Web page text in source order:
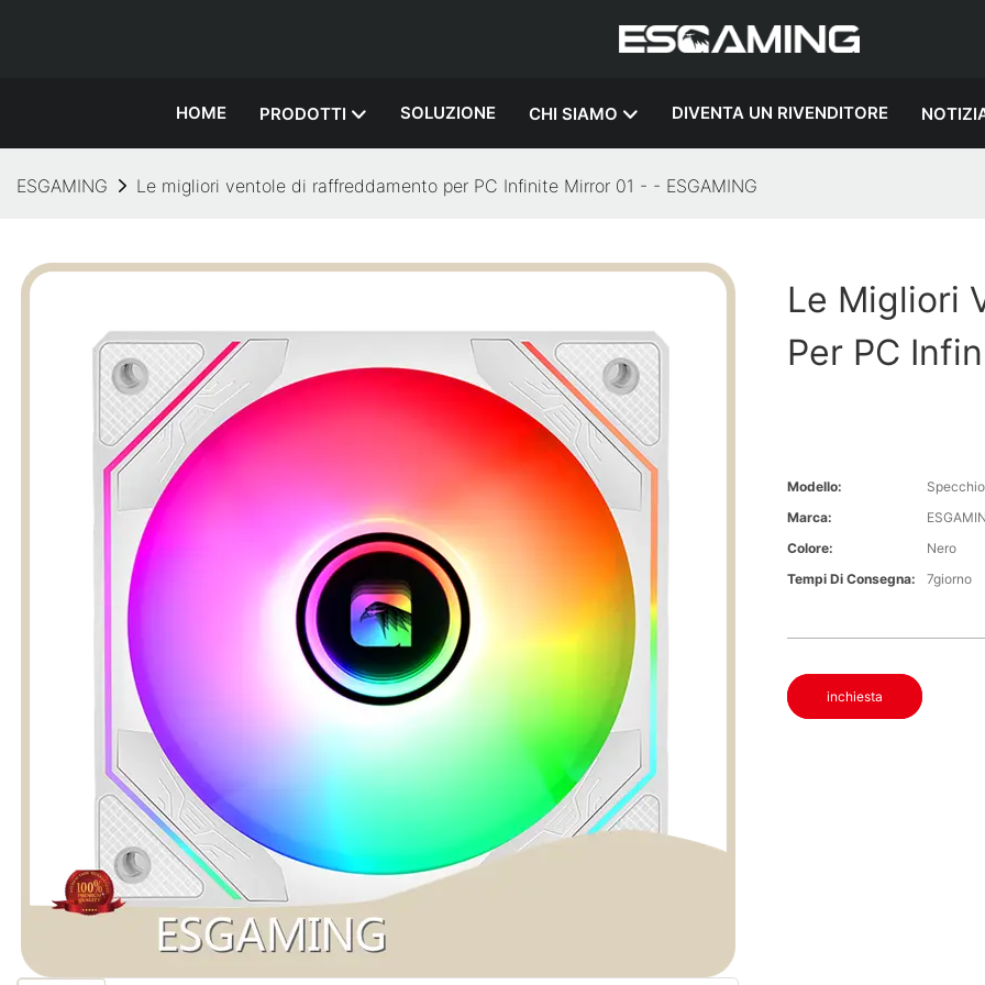
HOME PRODOTTI SOLUZIONE CHI SIAMO DIVENTA UN RIVENDITORE
ESGAMING Le migliori ventole di raffreddamento per PC Infinite Mirror 01 - - ESGAMING
Le Migliori
Per PC
Modello:
Marca:
Colore:
Nero
Tempi Di Consegna:
7giorno
inchiesta